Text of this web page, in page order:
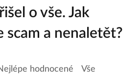
o vše. Jak
scam a nenaletět?
hodnocené Vše